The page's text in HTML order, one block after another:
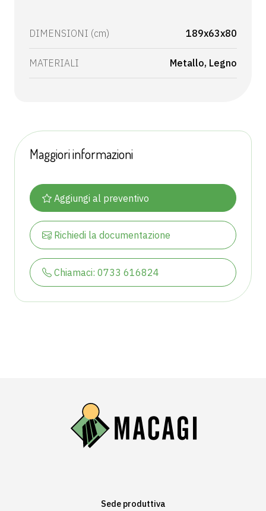
DIMENSIONI (cm) 189x63x80
MATERIALI Metallo Legno
Maggiori informazioni
Aggiungi al preventivo
Richiedi la documentazione
Chiamaci: 0733 616824
Sede produttiva